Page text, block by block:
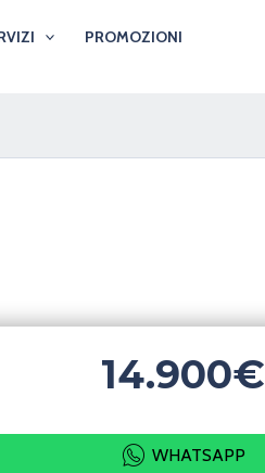
PROMOZIONI
14.900€
WHATSAPP